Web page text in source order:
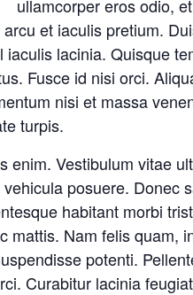
ullamcorper eros odio,
et iaculis pretium.
lacinia. Quisque
Fusce id nisi orci.
nisi et massa
turpis.
enim. Vestibulum vitae
posuere.
habitant morbi
mattis. Nam felis quam,
potenti.
Curabitur lacinia